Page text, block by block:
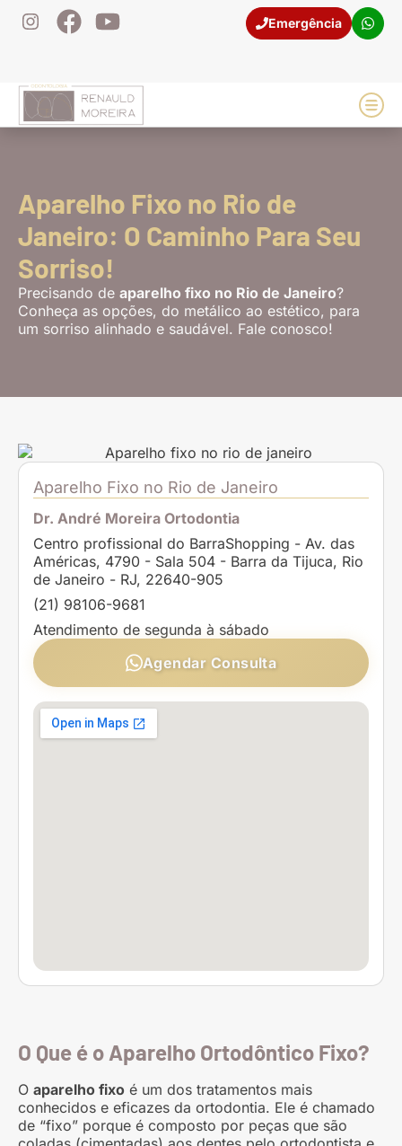
Emergência
Aparelho Fixo no Rio de
Janeiro: O Caminho Para Seu
Sorriso!
Precisando de aparelho fixo no Rio de Janeiro?
Conheça as opções, do metálico ao estético, para
um sorriso alinhado e saudável. Fale conosco!
O Que é o Aparelho Ortodôntico Fixo?
O aparelho fixo é um dos tratamentos mais
conhecidos e eficazes da ortodontia. Ele é chamado
de “fixo” porque é composto por peças que são
Aparelho Fixo no Rio de Janeiro
Dr. André Moreira Ortodontia
Centro profissional do BarraShopping - Av. das
Américas, 4790 - Sala 504 - Barra da Tijuca, Rio
de Janeiro - RJ, 22640-905
(21) 98106-9681
Atendimento de segunda à sábado
Agendar Consulta